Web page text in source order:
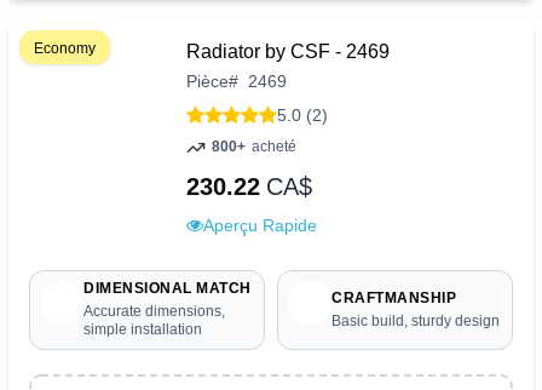
Economy Radiator by CSF - 2469
Pièce# 2469
5.0 (2)
800+ acheté
230.22 CA$
Aperçu Rapide
DIMENSIONAL MATCH
Accurate dimensions,
simple installation
CRAFTMANSHIP
Basic build, sturdy design